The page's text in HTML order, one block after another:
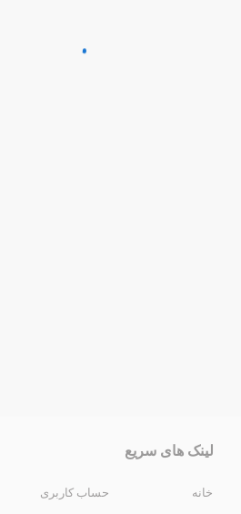
لینک های سریع
خانه حساب کاربری